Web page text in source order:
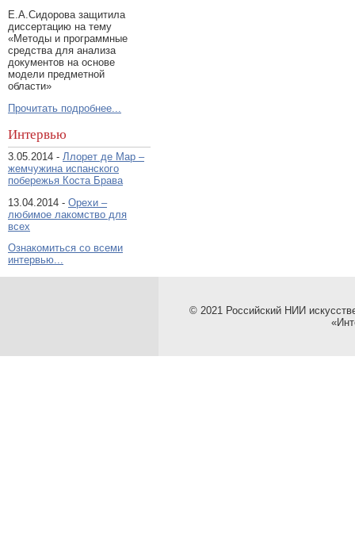
Е.А.Сидорова защитила
диссертацию на тему
«Методы и программные
средства для анализа
документов на основе
модели предметной
области»
Прочитать подробнее...
Интервью
3.05.2014 - Ллорет де Мар –
жемчужина испанского
побережья Коста Брава
13.04.2014 - Орехи –
любимое лакомство для
всех
Ознакомиться со всеми
интервью...
© 2021 Российский НИИ